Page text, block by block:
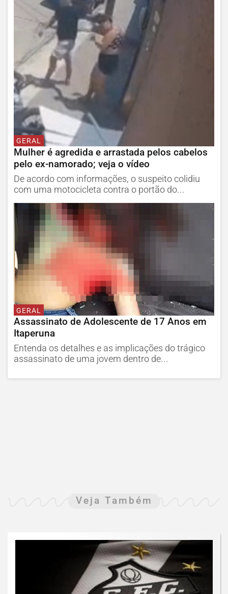
GERAL
Mulher é agredida e arrastada pelos cabelos
pelo ex-namorado; veja o vídeo
De acordo com informações, o suspeito colidiu
com uma motocicleta contra o portão do...
GERAL
Assassinato de Adolescente de 17 Anos em
Itaperuna
Entenda os detalhes e as implicações do trágico
assassinato de uma jovem dentro de...
Veja Também